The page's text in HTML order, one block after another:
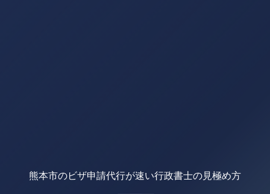
熊本市のビザ申請代行が速い行政書士の見極め方